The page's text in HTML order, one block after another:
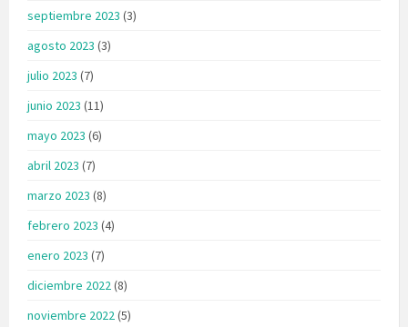
septiembre 2023 (3)
agosto 2023 (3)
julio 2023 (7)
junio 2023 (11)
mayo 2023 (6)
abril 2023 (7)
marzo 2023 (8)
febrero 2023 (4)
enero 2023 (7)
diciembre 2022(8)
noviembre 2022(5)